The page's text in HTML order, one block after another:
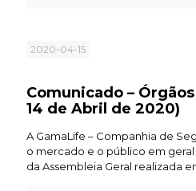
2020-04-15
Comunicado –
14 de Abril de 2020)
A GamaLife – Companhia de
o mercado e o público em
da Assembleia Geral realizada